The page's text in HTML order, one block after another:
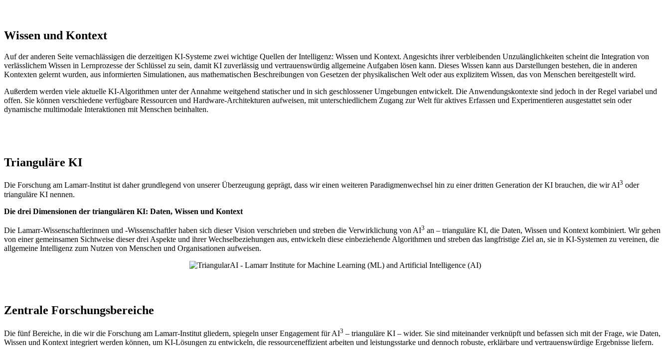
Wissen und Kontext
Auf der anderen Seite vernachlässigen die derzeitigen KI-Systeme zwei wichtige Quellen der Intelligenz: Wissen und Kontext. Angesichts ihrer verbleibenden Unzulänglichkeiten scheint die Integration von
verlässlichem Wissen in Lernprozesse der Schlüssel zu sein, damit KI zuverlässig und vertrauenswürdig allgemeine Aufgaben lösen kann. Dieses Wissen kann aus Darstellungen bestehen, die in anderen
Kontexten gelernt wurden, aus informierten Simulationen, aus mathematischen Beschreibungen von Gesetzen der physikalischen Welt oder aus explizitem Wissen, das von Menschen bereitgestellt wird.
Außerdem werden viele aktuelle KI-Algorithmen unter der Annahme weitgehend statischer und in sich geschlossener Umgebungen entwickelt. Die Anwendungskontexte sind jedoch in der Regel variabel und
offen. Sie können verschiedene verfügbare Ressourcen und Hardware-Architekturen aufweisen, mit unterschiedlichem Zugang zur Welt für aktives Erfassen und Experimentieren ausgestattet sein oder
dynamische multimodale Interaktionen mit Menschen beinhalten.
Trianguläre KI
Die Forschung am Lamarr-Institut ist daher grundlegend von unserer Überzeugung geprägt, dass wir einen weiteren Paradigmenwechsel hin zu einer dritten Generation der KI brauchen, die wir AI3 oder
trianguläre KI nennen.
Die drei Dimensionen der triangulären KI: Daten, Wissen und Kontext
Die Lamarr-Wissenschaftlerinnen und -Wissenschaftler haben sich dieser Vision verschrieben und streben die Verwirklichung von AI3 an – trianguläre KI, die Daten, Wissen und Kontext kombiniert. Wir gehen
von einer gemeinsamen Sichtweise dieser drei Aspekte und ihrer Wechselbeziehungen aus, entwickeln diese einbeziehende Algorithmen und streben das langfristige Ziel an, sie in KI-Systemen zu vereinen, die
allgemeine Intelligenz zum Nutzen von Menschen und Organisationen aufweisen.
Zentrale Forschungsbereiche
Die fünf Bereiche, in die wir die Forschung am Lamarr-Institut gliedern, spiegeln unser Engagement für AI3 – trianguläre KI – wider. Sie sind miteinander verknüpft und befassen sich mit der Frage, wie Daten,
Wissen und Kontext integriert werden können, um KI-Lösungen zu entwickeln, die ressourceneffizient arbeiten und leistungsstarke und dennoch robuste, erklärbare und vertrauenswürdige Ergebnisse liefern.